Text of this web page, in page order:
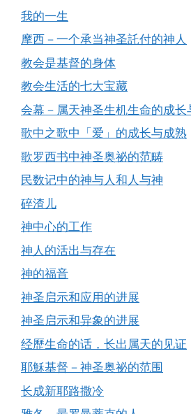
我的一生
摩西－一个承当神圣託付的神人
教会是基督的身体
教会生活的七大宝藏
会幕－属天神圣生机生命的成长
歌中之歌中「爱」的成长与成熟
歌罗西书中神圣奥祕的范畴
民数记中的神与人和人与神
碎渣儿
神中心的工作
神人的活出与存在
神的福音
神圣启示和应用的进展
神圣启示和异象的进展
经歷生命的话，长出属天的见证
耶穌基督－神圣奥祕的范围
长成新耶路撒冷